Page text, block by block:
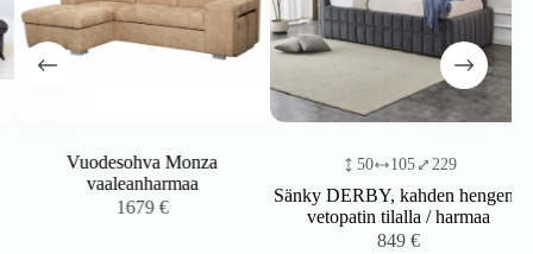
Vuodesohva Monza
vaaleanharmaa
1679€
50 105 229
Sänky DERBY, kahden hengen /
vetopatin tilalla / harmaa
849€